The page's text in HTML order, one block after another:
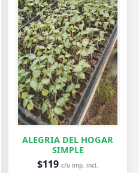
ALEGRIA DEL HOGAR
SIMPLE
$119 c/u imp. incl.